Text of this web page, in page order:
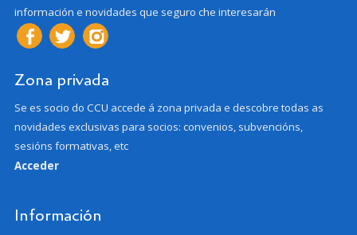
información e novidades que seguro che interesarán
Zona privada
Se es socio do CCU accede á zona privada e descobre todas as
novidades exclusivas para socios: convenios, subvencións,
sesións formativas, etc
Acceder
Información